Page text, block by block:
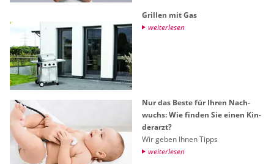
Gril­len mit Gas
wei­ter­le­sen
Nur das Beste für Ihren Nach­
wuchs: Wie fin­den Sie einen Kin­
der­arzt?
Wir geben Ihnen Tipps
wei­ter­le­sen